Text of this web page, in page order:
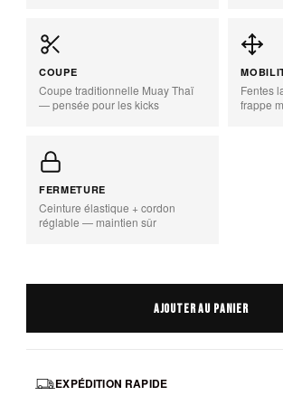
COUPE
Coupe traditionnelle Muay Thaï
— pensée pour les kicks
Fentes
frappe
FERMETURE
Ceinture élastique + cordon
réglable — maintien sûr
AJOUTER AU PANIER
EXPÉDITION RAPIDE